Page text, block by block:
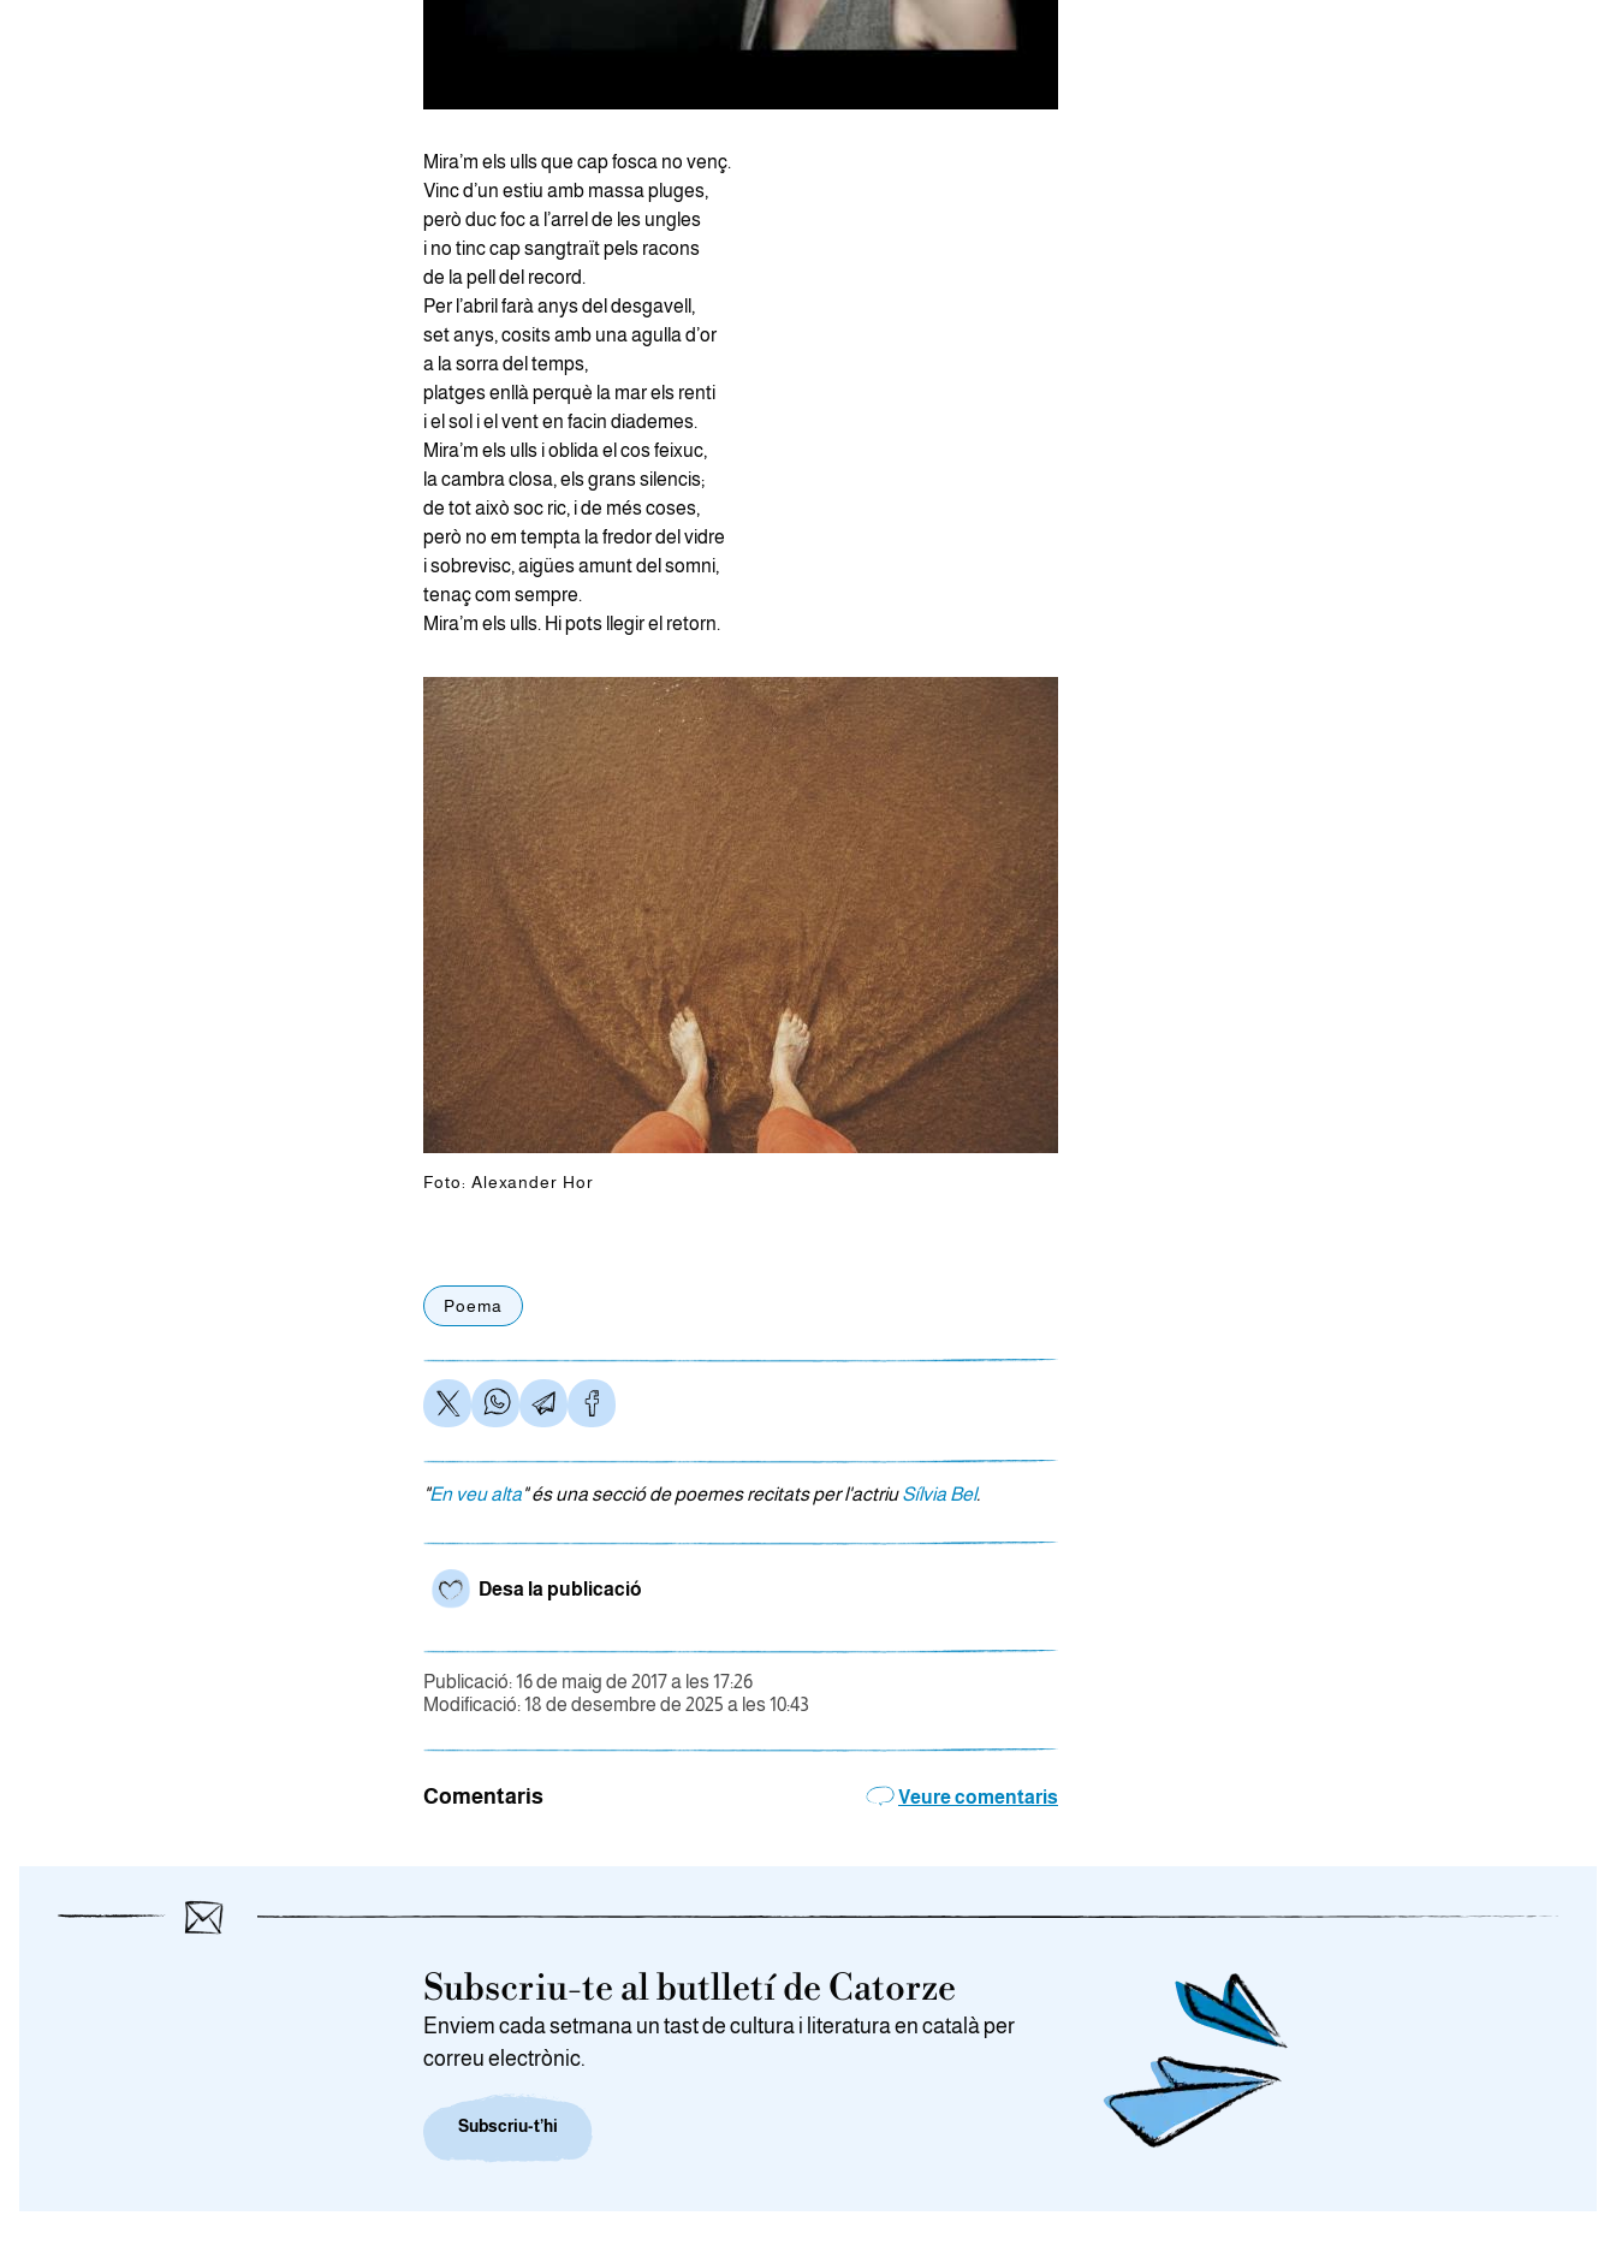
Mira’m els ulls que cap fosca no venç.
Vinc d’un estiu amb massa pluges,
però duc foc a l’arrel de les ungles
i no tinc cap sangtraït pels racons
de la pell del record.
Per l’abril farà anys del desgavell,
set anys, cosits amb una agulla d’or
a la sorra del temps,
platges enllà perquè la mar els renti
i el sol i el vent en facin diademes.
Mira’m els ulls i oblida el cos feixuc,
la cambra closa, els grans silencis;
de tot això soc ric, i de més coses,
però no em tempta la fredor del vidre
i sobrevisc, aigües amunt del somni,
tenaç com sempre.
Mira’m els ulls. Hi pots llegir el retorn.
Foto: Alexander Hor
Poema
"En veu alta" és una secció de poemes recitats per l'actriuSílvia Bel.
Desa la publicació
Publicació: 16 de maig de 2017 a les 17:26
Modificació: 18 de desembre de 2025 a les 10:43
Comentaris Veure comentaris
Subscriu-te al butlletí de Catorze
Enviem cada setmana un tast de cultura i literatura en català per
correu electrònic.
Subscriu-t’hi